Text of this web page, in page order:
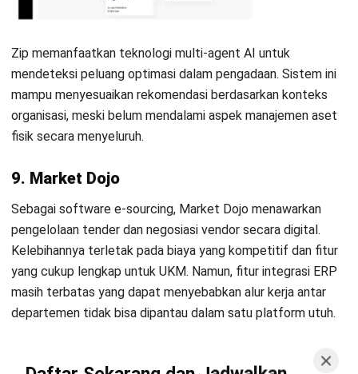
Pertanyaan Seputar AI Procurement
Software
Bagaimana AI digunakan pada proses
Apakah AI dapat mengambil alih seluruh
proses procurement?
Apa itu software procurement?